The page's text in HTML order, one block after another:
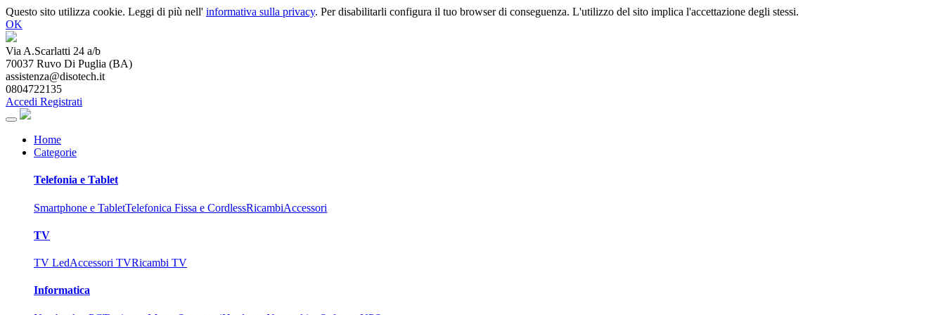
Questo sito utilizza cookie. Leggi di più nell' informativa sulla privacy. Per disabilitarli configura il tuo browser di conseguenza. L'utilizzo del sito implica l'accettazione degli stessi.
OK
Via A.Scarlatti 24 a/b
70037 Ruvo Di Puglia (BA)
assistenza@disotech.it
0804722135
Accedi Registrati
Home
Categorie
Telefonia e Tablet
Smartphone e TabletTelefonica Fissa e CordlessRicambiAccessori
TV
TV LedAccessori TVRicambi TV
Informatica